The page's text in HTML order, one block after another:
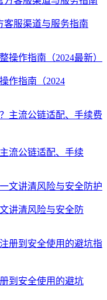
客服渠道与服务指南
作指南（2024
流公链适配、手续
讲清风险与安全防
到安全使用的避坑